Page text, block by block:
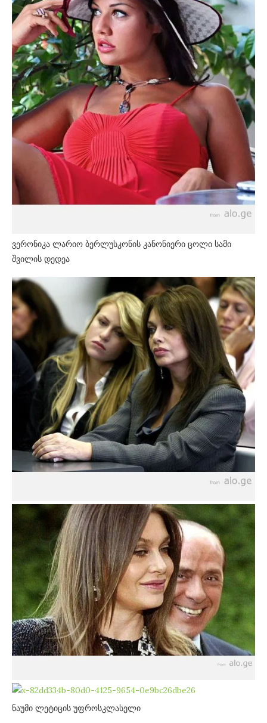
ვერონიკა ლარიო ბერლუსკონის კანონიერი ცოლი სამი
შვილის დედეა
ნაუმი ლეტიცის უფროსკლასელი